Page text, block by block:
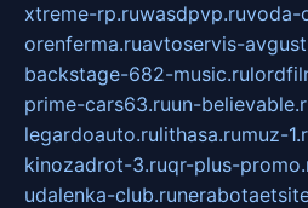
xtreme-rp.ruwasdpvp.ruvoda-
orenferma.ruavtoservis-
backstage-682-music.ru
prime-cars63.ruun-
legardoauto.rulithasa.rumuz-
kinozadrot-3.ruqr-plus-
udalenka-club.ru